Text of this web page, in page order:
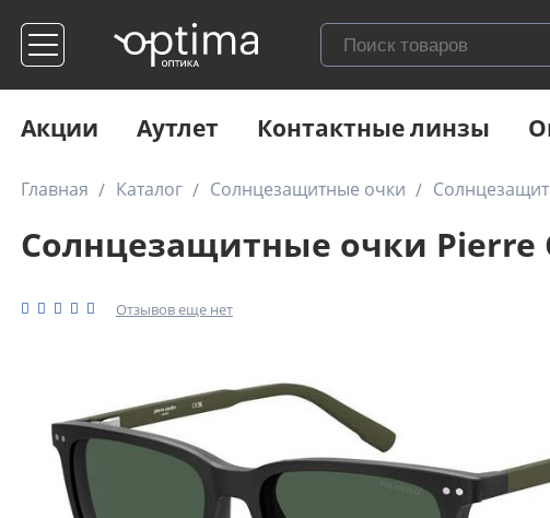
Акции Аутлет Контактные линзы
Главная Каталог Солнцезащитные очки
Солнцезащитные очки Pierre
Отзывов еще нет